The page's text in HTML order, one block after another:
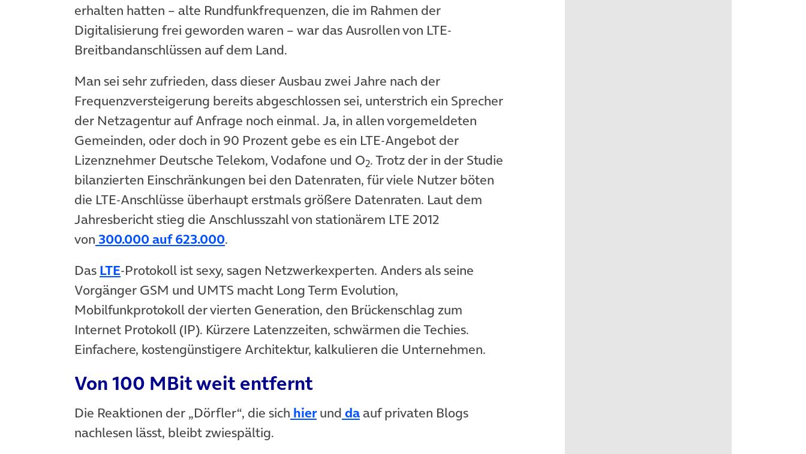
erhalten hatten – alte Rundfunkfrequenzen, die im Rahmen der
Digitalisierung frei geworden waren – war das Ausrollen von LTE-
Breitbandanschlüssen auf dem Land.
Man sei sehr zufrieden, dass dieser Ausbau zwei Jahre nach der
Frequenzversteigerung bereits abgeschlossen sei, unterstrich ein Sprecher
der Netzagentur auf Anfrage noch einmal. Ja, in allen vorgemeldeten
Gemeinden, oder doch in 90 Prozent gebe es ein LTE-Angebot der
Lizenznehmer Deutsche Telekom, Vodafone und O2. Trotz der in der Studie
bilanzierten Einschränkungen bei den Datenraten, für viele Nutzer böten
die LTE-Anschlüsse überhaupt erstmals größere Datenraten. Laut dem
Jahresbericht stieg die Anschlusszahl von stationärem LTE 2012
von 300.000 auf 623.000(öffnet in neuem Tab)
.
Das LTE-Protokoll ist sexy, sagen Netzwerkexperten. Anders als seine
Vorgänger GSM und UMTS macht Long Term Evolution,
Mobilfunkprotokoll der vierten Generation, den Brückenschlag zum
Internet Protokoll (IP). Kürzere Latenzzeiten, schwärmen die Techies.
Einfachere, kostengünstigere Architektur, kalkulieren die Unternehmen.
Von 100 MBit weit entfernt
Die Reaktionen der „Dörfler“, die sich hier(öffnet in neuem Tab)
und da(öffnet in neuem Tab)
auf privaten Blogs
nachlesen lässt, bleibt zwiespältig.